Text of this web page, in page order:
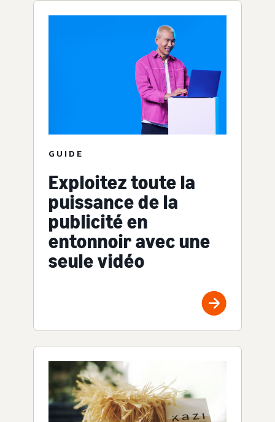
GUIDE
Exploitez toute la
puissance de la
publicité en
entonnoir avec une
seule vidéo